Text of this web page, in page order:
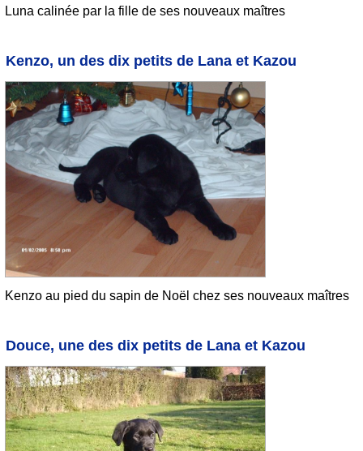
Luna calinée par la fille de ses nouveaux maîtres
Kenzo, un des dix petits de Lana et Kazou
Kenzo au pied du sapin de Noël chez ses nouveaux maîtres
Douce, une des dix petits de Lana et Kazou